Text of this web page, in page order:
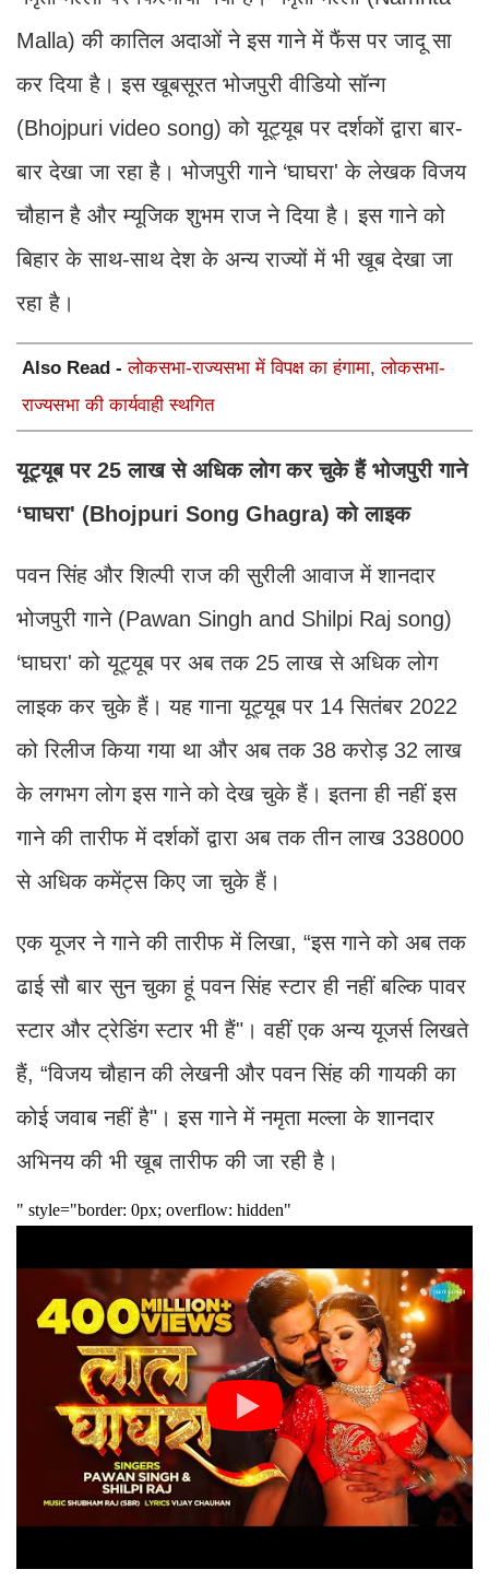
Malla) की कातिल अदाओं ने इस गाने में फैंस पर जादू सा
कर दिया है। इस खूबसूरत भोजपुरी वीडियो सॉन्ग
(Bhojpuri video song) को यूट्यूब पर दर्शकों द्वारा बार-
बार देखा जा रहा है। भोजपुरी गाने ‘घाघरा' के लेखक विजय
चौहान है और म्यूजिक शुभम राज ने दिया है। इस गाने को
बिहार के साथ-साथ देश के अन्य राज्यों में भी खूब देखा जा
रहा है।
Also Read -लोकसभा-राज्यसभा में विपक्ष का हंगामा, लोकसभा-
राज्यसभा की कार्यवाही स्थगित
यूट्यूब पर 25 लाख से अधिक लोग कर चुके हैं भोजपुरी गाने
‘घाघरा' (Bhojpuri Song Ghagra) को लाइक
पवन सिंह और शिल्पी राज की सुरीली आवाज में शानदार
भोजपुरी गाने (Pawan Singh and Shilpi Raj song)
‘घाघरा' को यूट्यूब पर अब तक 25 लाख से अधिक लोग
लाइक कर चुके हैं। यह गाना यूट्यूब पर 14 सितंबर 2022
को रिलीज किया गया था और अब तक 38 करोड़ 32 लाख
के लगभग लोग इस गाने को देख चुके हैं। इतना ही नहीं इस
गाने की तारीफ में दर्शकों द्वारा अब तक तीन लाख 338000
से अधिक कमेंट्स किए जा चुके हैं।
एक यूजर ने गाने की तारीफ में लिखा, “इस गाने को अब तक
ढाई सौ बार सुन चुका हूं पवन सिंह स्टार ही नहीं बल्कि पावर
स्टार और ट्रेडिंग स्टार भी हैं"। वहीं एक अन्य यूजर्स लिखते
हैं, “विजय चौहान की लेखनी और पवन सिंह की गायकी का
कोई जवाब नहीं है"। इस गाने में नमृता मल्ला के शानदार
अभिनय की भी खूब तारीफ की जा रही है।